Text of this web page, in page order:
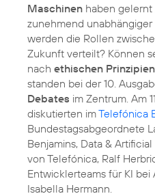
Maschinen haben
zunehmend
werden die Rollen
Zukunft verteilt? Können
nach ethischen Prinzipien
standen bei der 10.
Debates im Zentrum. Am
diskutierten imTelefónica
Bundestagsabgeordnete
Benjamins, Data &
von Telefónica, Ralf
Entwicklerteams für KI
Isabella Hermann.